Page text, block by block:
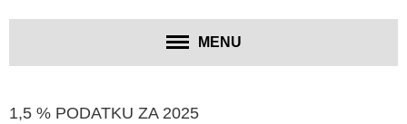
MENU
1,5 % PODATKU ZA 2025